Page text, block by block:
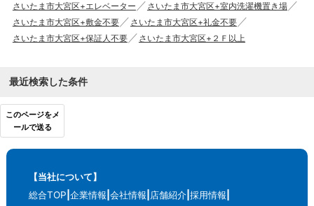
さいたま市大宮区+エレベーター
さいたま市大宮区+室内洗濯機置き場
さいたま市大宮区+敷金不要
さいたま市大宮区+礼金不要
さいたま市大宮区+保証人不要
さいたま市大宮区+２Ｆ以上
最近検索した条件
このページをメ
ールで送る
【当社について】
総合TOP 企業情報 会社情報 店舗紹介 採用情報